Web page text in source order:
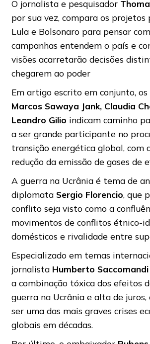
O jornalista e pesquisador
por sua vez, compara os projetos
Lula e Bolsonaro para pensar
campanhas entendem o país e
visões acarretarão decisões
chegarem ao poder
Em artigo escrito em conjunto, os
Marcos Sawaya Jank, Claudia
Leandro Gilio indicam caminho
a ser grande participante no
transição energética global, com
redução da emissão de gases de
A guerra na Ucrânia é tema de
diplomata Sergio Florencio, que
conflito seja visto como a
movimentos de conflitos étnico-
domésticos e rivalidade entre
Especializado em temas
jornalista Humberto Saccomandi
a combinação tóxica dos efeitos
guerra na Ucrânia e alta de juros,
ser uma das mais graves crises
globais em décadas.